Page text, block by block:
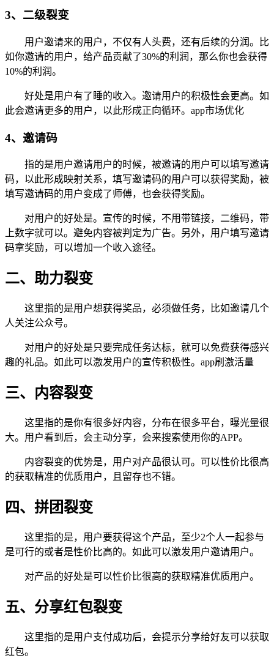
3、二级裂变
用户邀请来的用户，不仅有人头费，还有后续的分润。比
如你邀请的用户，给产品贡献了30%的利润，那么你也会获得
10%的利润。
好处是用户有了睡的收入。邀请用户的积极性会更高。如
此会邀请更多的用户，以此形成正向循环。app市场优化
4、邀请码
指的是用户邀请用户的时候，被邀请的用户可以填写邀请
码，以此形成映射关系，填写邀请码的用户可以获得奖励，被
填写邀请码的用户变成了师傅，也会获得奖励。
对用户的好处是。宣传的时候，不用带链接，二维码，带
上数字就可以。避免内容被判定为广告。另外，用户填写邀请
码拿奖励，可以增加一个收入途径。
二、助力裂变
这里指的是用户想获得奖品，必须做任务，比如邀请几个
人关注公众号。
对用户的好处是只要完成任务达标，就可以免费获得感兴
趣的礼品。如此可以激发用户的宣传积极性。app刷激活量
三、内容裂变
这里指的是你有很多好内容，分布在很多平台，曝光量很
大。用户看到后，会主动分享，会来搜索使用你的APP。
内容裂变的优势是，用户对产品很认可。可以性价比很高
的获取精准的优质用户，且留存也不错。
四、拼团裂变
这里指的是，用户要获得这个产品，至少2个人一起参与
是可行的或者是性价比高的。如此可以激发用户邀请用户。
对产品的好处是可以性价比很高的获取精准优质用户。
五、分享红包裂变
这里指的是用户支付成功后，会提示分享给好友可以获取
红包。